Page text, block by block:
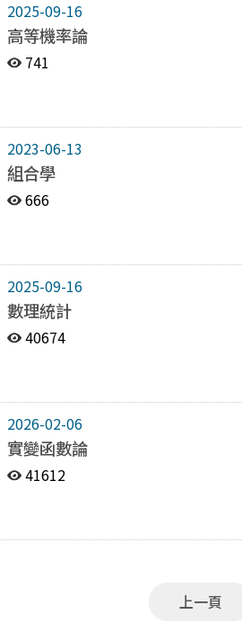
2025-09-16
高等機率論
741
2023-06-13
組合學
666
2025-09-16
數理統計
40674
2026-02-06
實變函數論
41612
上一頁